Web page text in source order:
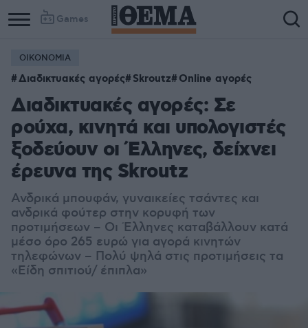
Games
ΟΙΚΟΝΟΜΙΑ
Διαδικτυακές αγορές Skroutz Online αγορές
Διαδικτυακές αγορές: Σε
ρούχα, κινητά και υπολογιστές
ξοδεύουν οι Έλληνες, δείχνει
έρευνα της Skroutz
Ανδρικά μπουφάν, γυναικείες τσάντες και
ανδρικά φούτερ στην κορυφή των
προτιμήσεων – Οι Έλληνες καταβάλλουν κατά
μέσο όρο 265 ευρώ για αγορά κινητών
τηλεφώνων – Πολύ ψηλά στις προτιμήσεις τα
«Είδη σπιτιού/ έπιπλα»